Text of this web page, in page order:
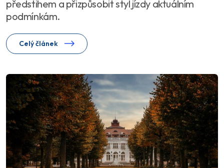
předstihem a přizpůsobit styl jízdy aktuálním
podmínkám.
Celý článek